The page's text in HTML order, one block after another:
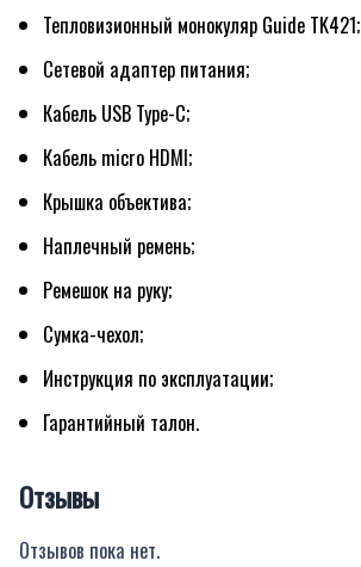
Тепловизионный монокуляр Guide TK421;
Сетевой адаптер питания;
Кабель USB Type-C;
Кабель micro HDMI;
Крышка объектива;
Наплечный ремень;
Ремешок на руку;
Сумка-чехол;
Инструкция по эксплуатации;
Гарантийный талон.
Отзывы
Отзывов пока нет.